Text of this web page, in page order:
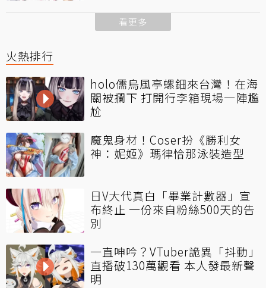
看更多
火熱排行
holo儒烏風亭螺鈿來台灣！在海
關被攔下 打開行李箱現場一陣尷
尬
魔鬼身材！Coser扮《勝利女
神：妮姬》瑪律恰那泳裝造型
日V大代真白「畢業計數器」宣
布終止 一份來自粉絲500天的告
別
一直呻吟？VTuber詭異「抖動」
直播破130萬觀看 本人發最新聲
明